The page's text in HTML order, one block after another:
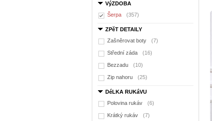
VýZDOBA
Šerpa
(357)
ZPěT DETAILY
Zašněrovat boty
(7)
Střední záda (16)
Bezzadu (10)
Zip nahoru (25)
DéLKA RUKáVU
Polovina rukáv
(6)
Krátký rukáv (7)